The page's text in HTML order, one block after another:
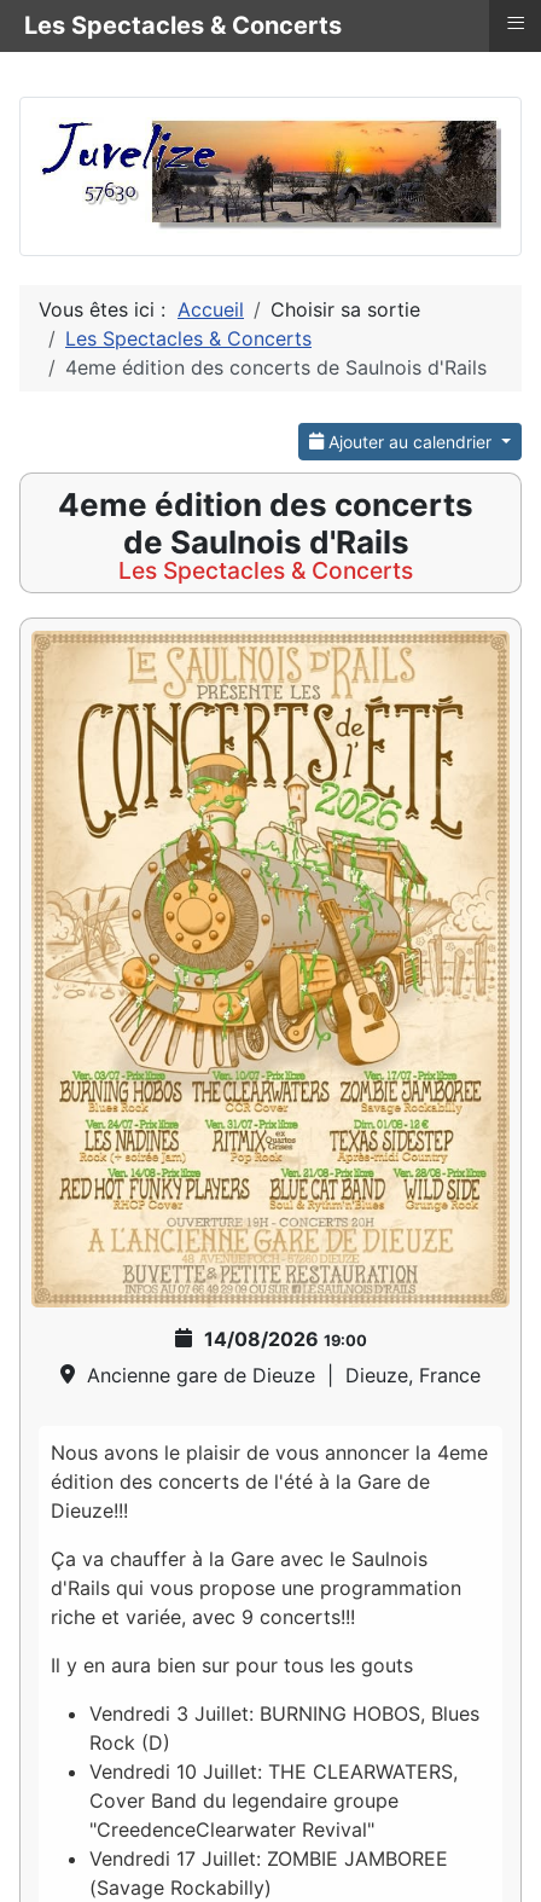
Vous êtes ici : Accueil
Choisir sa sortie
Les Spectacles & Concerts
4eme édition des concerts de Saulnois d'Rails
Ajouter au calendrier
4eme édition des concerts
de Saulnois d'Rails
Les Spectacles & Concerts
14/08/2026 19:00
Ancienne gare de Dieuze Dieuze, France
Nous avons le plaisir de vous annoncer la 4eme
édition des concerts de l'été à la Gare de
Dieuze!!!
Ça va chauffer à la Gare avec le Saulnois
d'Rails qui vous propose une programmation
riche et variée, avec 9 concerts!!!
Il y en aura bien sur pour tous les gouts
Vendredi 3 Juillet: BURNING HOBOS, Blues
Rock (D)
Vendredi 10 Juillet: THE CLEARWATERS,
Cover Band du legendaire groupe
"CreedenceClearwater Revival"
Vendredi 17 Juillet: ZOMBIE JAMBOREE
(Savage Rockabilly)
Les Spectacles & Concerts ≡